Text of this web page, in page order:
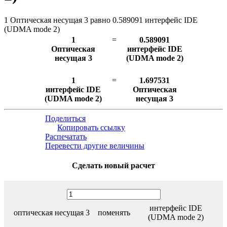
1 Оптическая несущая 3 равно 0.589091 интерфейс IDE
(UDMA mode 2)
1
Оптическая
несущая 3
=
0.589091
интерфейс IDE
(UDMA mode 2)
1
интерфейс IDE
(UDMA mode 2)
=
1.697531
Оптическая
несущая 3
Поделиться
Копировать ссылку
Распечатать
Перевести другие величины
Сделать новый расчет
оптическая несущая 3 поменять
интерфейс IDE
(UDMA mode 2)